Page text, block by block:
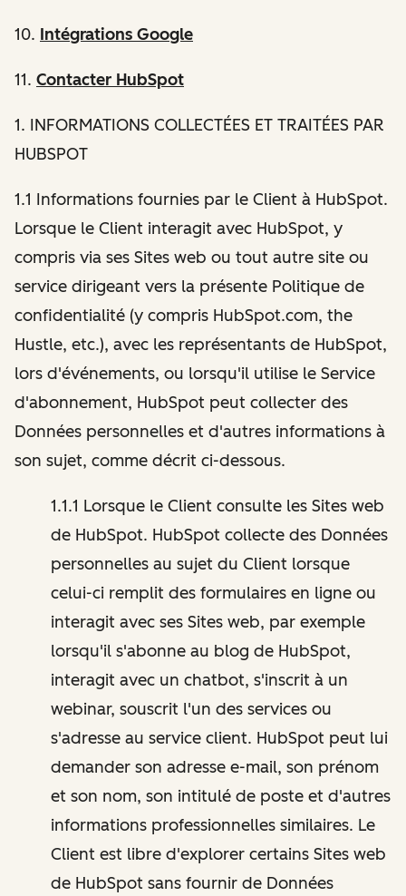
10. Intégrations Google
11. Contacter HubSpot
1. INFORMATIONS COLLECTÉES ET TRAITÉES PAR
HUBSPOT
1.1 Informations fournies par le Client à HubSpot.
Lorsque le Client interagit avec HubSpot, y
compris via ses Sites web ou tout autre site ou
service dirigeant vers la présente Politique de
confidentialité (y compris HubSpot.com, the
Hustle, etc.), avec les représentants de HubSpot,
lors d'événements, ou lorsqu'il utilise le Service
d'abonnement, HubSpot peut collecter des
Données personnelles et d'autres informations à
son sujet, comme décrit ci-dessous.
1.1.1 Lorsque le Client consulte les Sites web
de HubSpot. HubSpot collecte des Données
personnelles au sujet du Client lorsque
celui-ci remplit des formulaires en ligne ou
interagit avec ses Sites web, par exemple
lorsqu'il s'abonne au blog de HubSpot,
interagit avec un chatbot, s'inscrit à un
webinar, souscrit l'un des services ou
s'adresse au service client. HubSpot peut lui
demander son adresse e-mail, son prénom
et son nom, son intitulé de poste et d'autres
informations professionnelles similaires. Le
Client est libre d'explorer certains Sites web
de HubSpot sans fournir de Données